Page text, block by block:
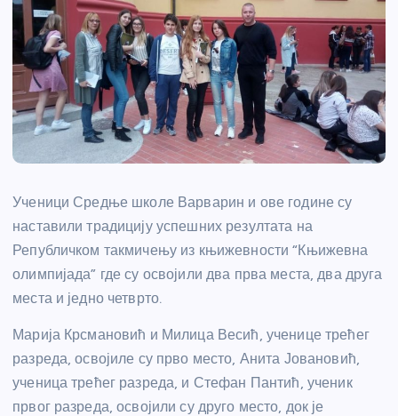
Ученици Средње школе Варварин и ове године су
наставили традицију успешних резултата на
Републичком такмичењу из књижевности “Књижевна
олимпијада” где су освојили два прва места, два друга
места и једно четврто.
Марија Крсмановић и Милица Весић, ученице трећег
разреда, освојиле су прво место, Анита Јовановић,
ученица трећег разреда, и Стефан Пантић, ученик
првог разреда, освојили су друго место, док је